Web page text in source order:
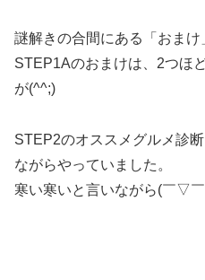
謎解きの合間にある「おまけ
STEP1Aのおまけは、2つほ
が(^^;)
STEP2のオススメグルメ診
ながらやっていました。
寒い寒いと言いながら(￣▽